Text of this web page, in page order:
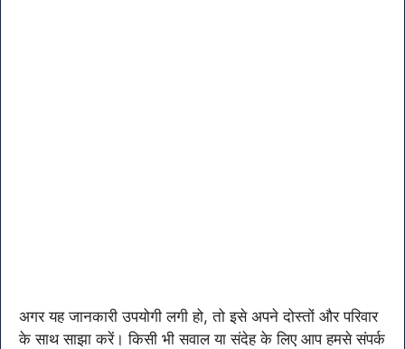
अगर यह जानकारी उपयोगी लगी हो, तो इसे अपने दोस्तों और परिवार
के साथ साझा करें। किसी भी सवाल या संदेह के लिए आप हमसे संपर्क